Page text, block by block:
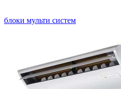
блоки мульти систем